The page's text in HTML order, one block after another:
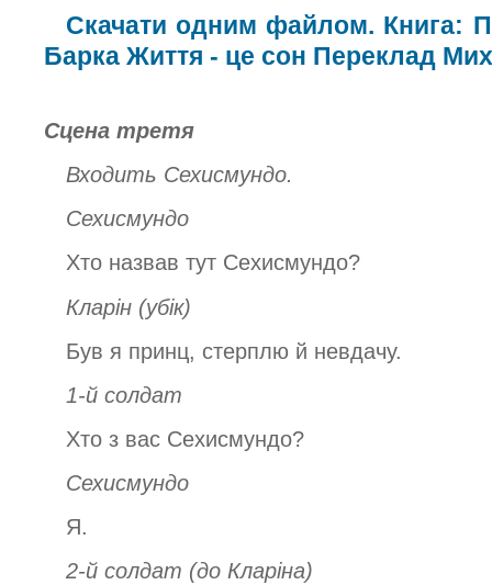
Скачати одним файлом. Книга:
Барка Життя - це сон Переклад
Сцена третя
Входить Сехисмундо.
Сехисмундо
Хто назвав тут Сехисмундо?
Кларін (убік)
Був я принц, стерплю й невдачу.
1-й солдат
Хто з вас Сехисмундо?
Сехисмундо
Я.
2-й солдат (до Кларіна)